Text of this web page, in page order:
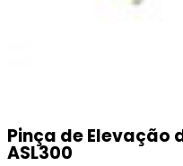
Pinça de Elevação
ASL300